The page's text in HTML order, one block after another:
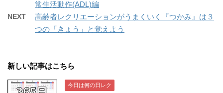
常生活動作(ADL)編
NEXT
高齢者レクリエーションがうまくいく『つかみ』は３
つの「きょう」と覚えよう
新しい記事はこちら
今日は何の日レク